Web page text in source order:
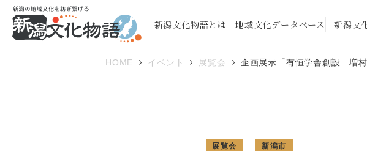
新潟文化物語とは 地域文化データベース 新潟文
HOME イベント 展覧会 企画展示「有恒学舎創設 増村
展覧会 新潟市